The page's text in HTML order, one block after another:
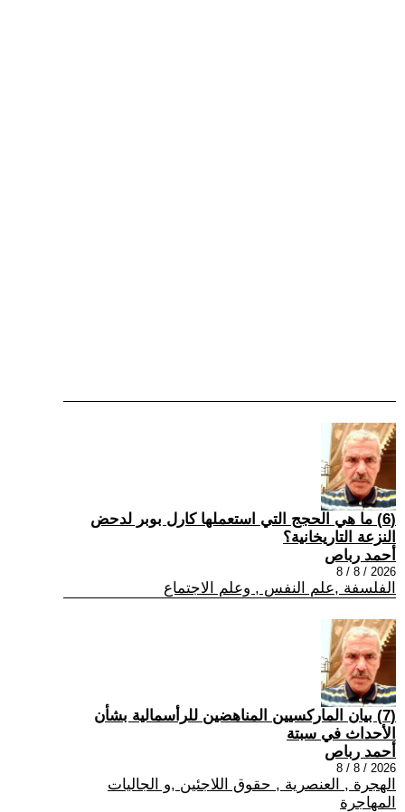
(6) ما هي الحجج التي استعملها كارل بوبر لدحض
النزعة التاريخانية؟
أحمد رباص
2026 / 8 / 8
الفلسفة ,علم النفس , وعلم الاجتماع
(7) بيان الماركسيين المناهضين للرأسمالية بشأن
الأحداث في سبتة
أحمد رباص
2026 / 8 / 8
الهجرة , العنصرية , حقوق اللاجئين ,و الجاليات
المهاجرة